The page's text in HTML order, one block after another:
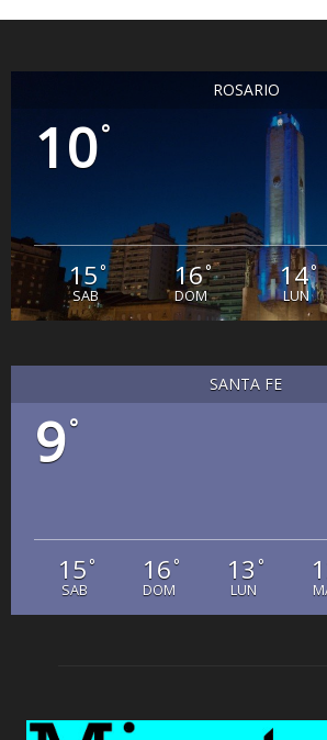
ROSARIO
10°
15°
SAB
16°
DOM
14°
LUN
SANTA FE
9°
15°
SAB
16°
DOM
13 °
LUN